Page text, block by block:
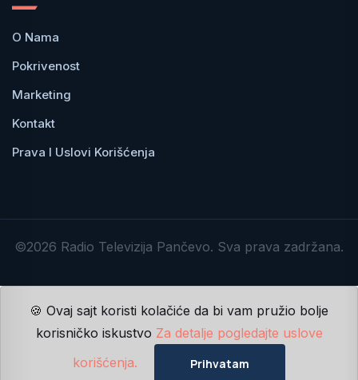
O Nama
Pokrivenost
Marketing
Kontakt
Prava I Uslovi Korišćenja
©2026 Radio Televizija Pančevo. Sva prava zadržana.
🍪 Ovaj sajt koristi kolačiće da bi vam pružio bolje
korisničko iskustvo Za detalje pogledajte uslove
korišćenja.
Prihvatam